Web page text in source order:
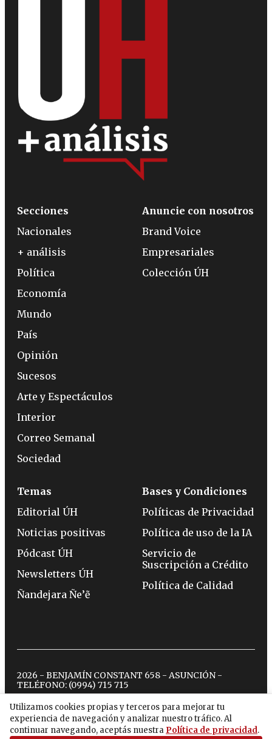
Utilizamos cookies propias y terceros para mejorar tu
experiencia de navegación y analizar nuestro tráfico. Al
continuar navegando, aceptás nuestra Política de privacidad.
Secciones
Nacionales
+ análisis
Política
Economía
Mundo
País
Opinión
Sucesos
Arte y Espectáculos
Interior
Correo Semanal
Sociedad
Anuncie con nosotros
Brand Voice
Empresariales
Colección ÚH
Temas
Editorial ÚH
Noticias positivas
Pódcast ÚH
Newsletters ÚH
Ñandejara Ñe’ẽ
Bases y Condiciones
Políticas de Privacidad
Política de uso de la IA
Servicio de
Suscripción a Crédito
Política de Calidad
2026 - BENJAMÍN CONSTANT 658 - ASUNCIÓN -
TELÉFONO: (0994) 715 715
twitterinstagram
facebook
tiktokyoutubespotify